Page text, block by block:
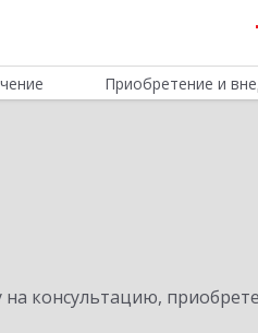
Приобретение и
консультацию,